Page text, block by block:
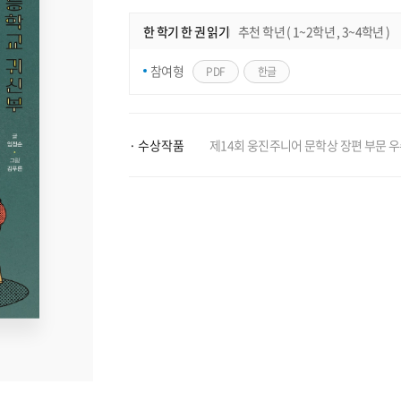
한 학기 한 권 읽기 추천 학년 ( 1~2학년 , 3~4학년 )
참여형 PDF 한글
수상작품 제14회 웅진주니어 문학상 장편 부문